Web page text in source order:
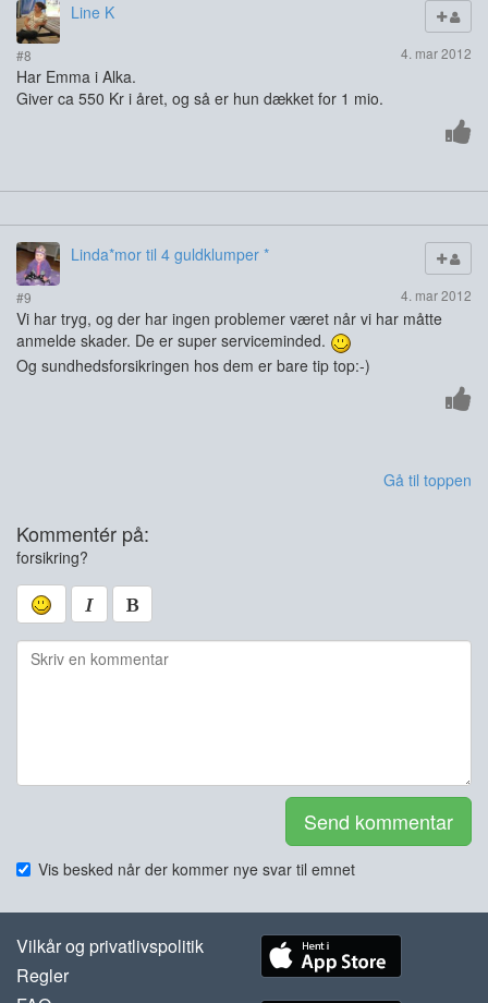
Line K
#8 4. mar 2012
Har Emma i Alka.
Giver ca 550 Kr i året, og så er hun dækket for 1 mio.
Linda*mor til 4 guldklumper *
#9 4. mar 2012
Vi har tryg, og der har ingen problemer været når vi har måtte
anmelde skader. De er super serviceminded.
Og sundhedsforsikringen hos dem er bare tip top:-)
Gå til toppen
Kommentér på:
forsikring?
Send kommentar
Vis besked når der kommer nye svar til emnet
Vilkår og privatlivspolitik
Regler